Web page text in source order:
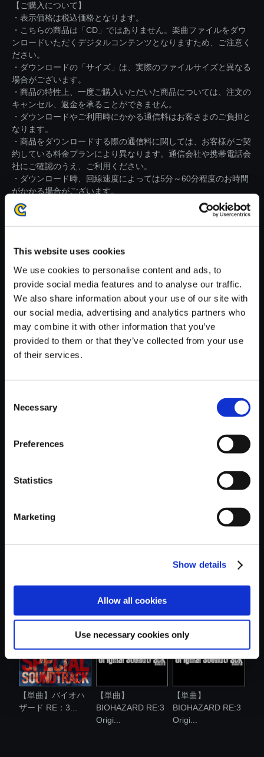
This website uses cookies
We use cookies to personalise content and ads, to
provide social media features and to analyse our traffic.
We also share information about your use of our site with
our social media, advertising and analytics partners who
may combine it with other information that you’ve
provided to them or that they’ve collected from your use
of their services.
Selection
Necessary
Preferences
Statistics
Marketing
Show details
Allow all cookies
Use necessary cookies only
【ご購入について】
・表示価格は税込価格となります。
・こちらの商品は「CD」ではありません。楽曲ファイルをダウ
ンロードいただくデジタルコンテンツとなりますため、ご注意く
ださい。
・ダウンロードの「サイズ」は、実際のファイルサイズと異なる
場合がございます。
・商品の特性上、一度ご購入いただいた商品については、注文の
キャンセル、返金を承ることができません。
・ダウンロードやご利用時にかかる通信料はお客さまのご負担と
なります。
・商品をダウンロードする際の通信料に関しては、お客様がご契
約している料金プランにより異なります。通信会社や携帯電話会
社にご確認のうえ、ご利用ください。
・ダウンロード時、回線速度によっては5分～60分程度のお時間
がかかる場合がございます。
※ご購入いただいたファイルのダウンロードの際には、通信環境
が安定しているWifi環境でお試しください。
【単曲】BIOHAZARD RE:3 Ori
ginal Soundtrack Determined t
o Find Carlos
【単曲】
【単曲】バイオハ
ザード RE：3...
【単曲】
BIOHAZARD RE:3
Origi...
【単曲】
BIOHAZARD RE:3
Origi...